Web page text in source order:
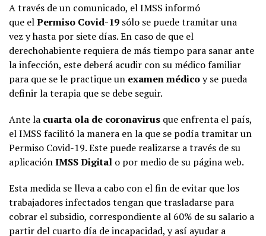
A través de un comunicado, el IMSS informó
que elPermiso Covid-19 sólo se puede tramitar una
vez y hasta por siete días. En caso de que el
derechohabiente requiera de más tiempo para sanar ante
la infección, este deberá acudir con su médico familiar
para que se le practique un examen médicoy se pueda
definir la terapia que se debe seguir.
Ante la cuarta ola de coronavirus que enfrenta el país,
el IMSS facilitó la manera en la que se podía tramitar un
Permiso Covid-19. Este puede realizarse a través de su
aplicaciónIMSS Digital o por medio de su página web.
Esta medida se lleva a cabo con el fin de evitar que los
trabajadores infectados tengan que trasladarse para
cobrar el subsidio, correspondiente al 60% de su salario a
partir del cuarto día de incapacidad, y así ayudar a